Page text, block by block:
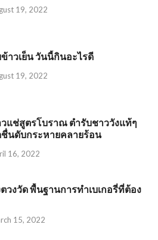
19, 2022
าวเย็น วันนี้กินอะไรดี
19, 2022
แช่สูตรโบราณ ตำรับชาววังแท้ๆ
นดับกระหายคลายร้อน
16, 2022
วงวัด พื้นฐานการทำเบเกอรี่ที่ต้อง
15, 2022